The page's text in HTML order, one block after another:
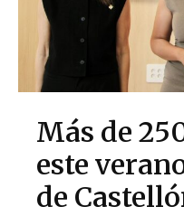
Más de
este
de